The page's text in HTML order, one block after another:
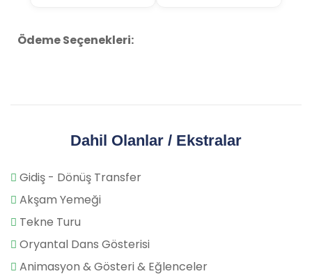
Ödeme Seçenekleri:
Dahil Olanlar / Ekstralar
Gidiş - Dönüş Transfer
Akşam Yemeği
Tekne Turu
Oryantal Dans Gösterisi
Animasyon & Gösteri & Eğlenceler